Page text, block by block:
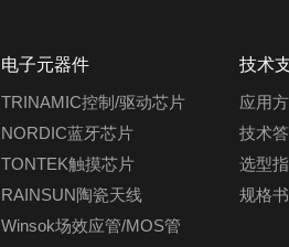
电子元器件
TRINAMIC控制/驱动芯片
NORDIC蓝牙芯片
TONTEK触摸芯片
RAINSUN陶瓷天线
Winsok场效应管/MOS管
技术
应用
技术
选型
规格